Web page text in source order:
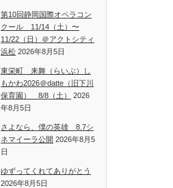
第10回静岡国際オペラコン
クール 11/14（土）〜
11/22（日）＠アクトシティ
浜松 2026年8月5日
東栄町 来舞（らいぶ）し
もかわ2026＠datte（旧下川
保育園） 8/8（土）
2026
年8月5日
さよなら、僕の英雄 8.7シ
ネマイーラ公開 2026年8月5
日
ゆずってくれてありがとう
2026年8月5日